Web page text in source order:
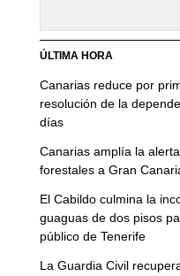
ÚLTIMA HORA
Canarias reduce por
resolución de la
días
Canarias amplía la
forestales a Gran
El Cabildo culmina la
guaguas de dos pisos
público de Tenerife
La Guardia Civil